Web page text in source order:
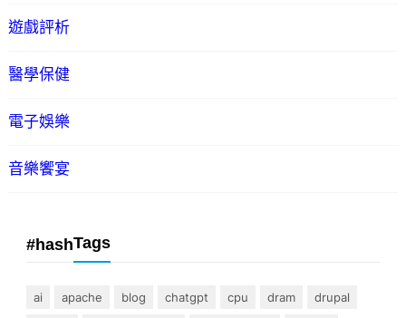
遊戲評析
醫學保健
電子娛樂
音樂饗宴
#hashTags
ai apache blog chatgpt cpu dram
drupal